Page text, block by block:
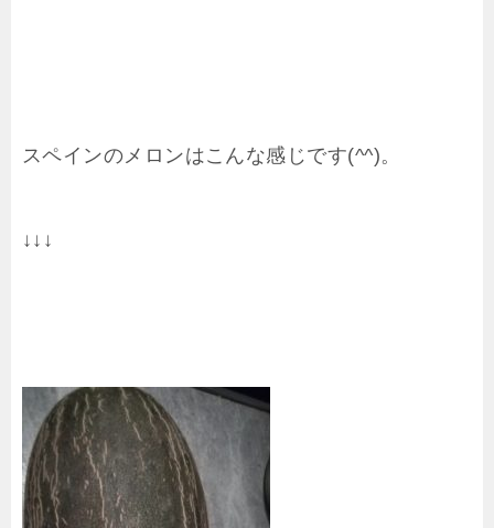
スペインのメロンはこんな感じです(^^)。
↓↓↓